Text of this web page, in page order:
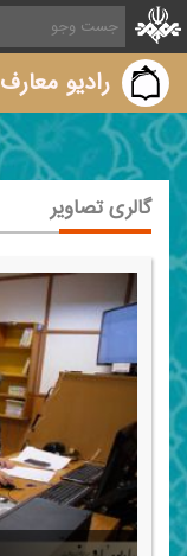
رادیو معارف
گالری تصاویر